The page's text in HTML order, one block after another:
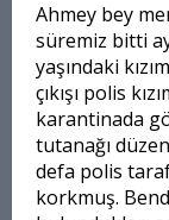
Ahmey bey
süremiz bitti
yaşındaki
çıkışı polis
karantinada
tutanağı
defa polis
korkmuş.